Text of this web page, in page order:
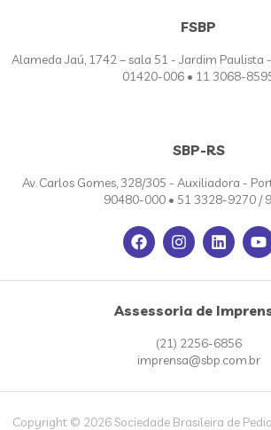
FSBP
Alameda Jaú, 1742 – sala 51 - Jardim Paulista -
01420-006 • 11 3068-
SBP-RS
Av. Carlos Gomes, 328/305 - Auxiliadora -
90480-000 • 51 3328-9270 /
Assessoria de
(21) 2256-6856
imprensa@sbp.com.br
Copyright © 2026 Sociedade Brasileira de